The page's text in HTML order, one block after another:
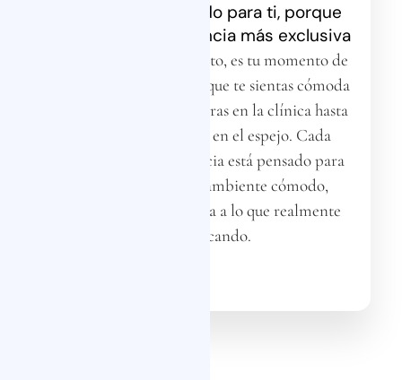
Un espacio pensado para ti, porque
mereces la experiencia más exclusiva
No es solo un tratamiento, es tu momento de
renovación. Queremos que te sientas cómoda
y cuidada desde que entras en la clínica hasta
que ves los resultados en el espejo. Cada
aspecto de tu experiencia está pensado para
que te sientas en un ambiente cómodo,
exclusivo y que se ajusta a lo que realmente
estás buscando.